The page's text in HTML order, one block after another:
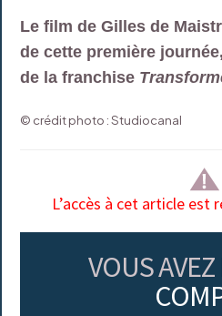
Le film de Gilles de
de cette première
de la franchise
© crédit photo : Studiocanal
L’accès à cet article est
VOUS AVEZ